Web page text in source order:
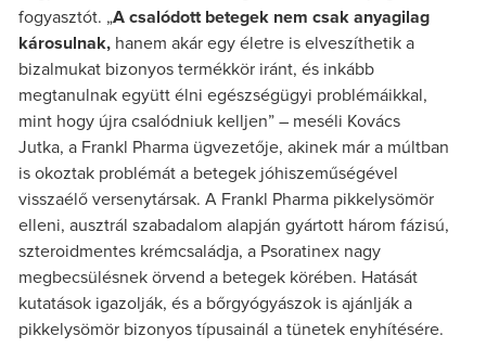
fogyasztót. „A csalódott betegek nem csak anyagilag
károsulnak, hanem akár egy életre is elveszíthetik a
bizalmukat bizonyos termékkör iránt, és inkább
megtanulnak együtt élni egészségügyi problémáikkal,
mint hogy újra csalódniuk kelljen” – meséli Kovács
Jutka, a Frankl Pharma ügvezetője, akinek már a múltban
is okoztak problémát a betegek jóhiszeműségével
visszaélő versenytársak. A Frankl Pharma pikkelysömör
elleni, ausztrál szabadalom alapján gyártott három fázisú,
szteroidmentes krémcsaládja, a Psoratinex nagy
megbecsülésnek örvend a betegek körében. Hatását
kutatások igazolják, és a bőrgyógyászok is ajánlják a
pikkelysömör bizonyos típusainál a tünetek enyhítésére.